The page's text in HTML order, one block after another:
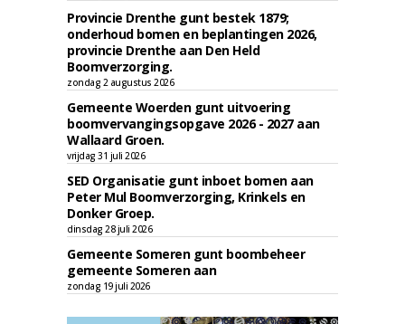
Provincie Drenthe gunt bestek 1879;
onderhoud bomen en beplantingen 2026,
provincie Drenthe aan Den Held
Boomverzorging.
zondag 2 augustus 2026
Gemeente Woerden gunt uitvoering
boomvervangingsopgave 2026 - 2027 aan
Wallaard Groen.
vrijdag 31 juli 2026
SED Organisatie gunt inboet bomen aan
Peter Mul Boomverzorging, Krinkels en
Donker Groep.
dinsdag 28 juli 2026
Gemeente Someren gunt boombeheer
gemeente Someren aan
zondag 19 juli 2026